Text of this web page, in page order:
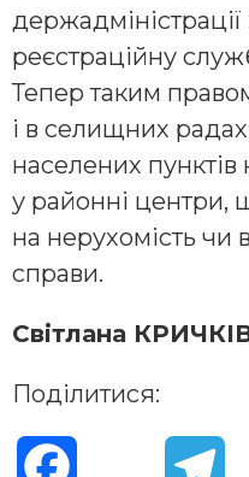
реєстраційну
Тепер таким
і в селищних
населених
у районні центри,
на нерухомість чи
справи.
Світлана
Поділитися: